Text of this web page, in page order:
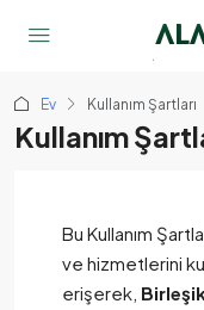
Ev Kullanım Şartları
Kullanım
Bu Kullanım
ve hizmetlerini
erişerek,